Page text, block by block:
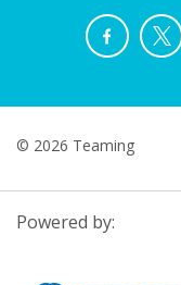
© 2026 Teaming
Powered by: